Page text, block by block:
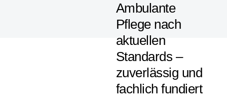
Ambulante
Pflege nach
aktuellen
Standards –
zuverlässig und
fachlich fundiert